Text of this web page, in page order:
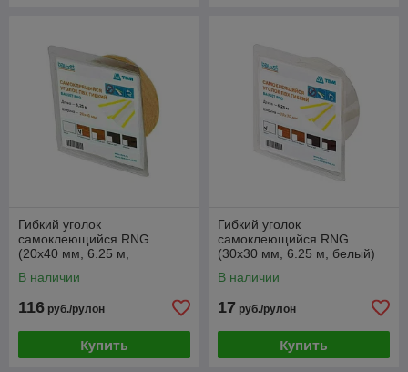
Гибкий уголок
самоклеющийся RNG
(20х40 мм, 6.25 м,
3118-076]
В наличии
116 руб./рулон
Купить
Гибкий уголок
самоклеющийся RNG
(30х30 мм, 6.25 м, белый)
В наличии
17 руб./рулон
Купить